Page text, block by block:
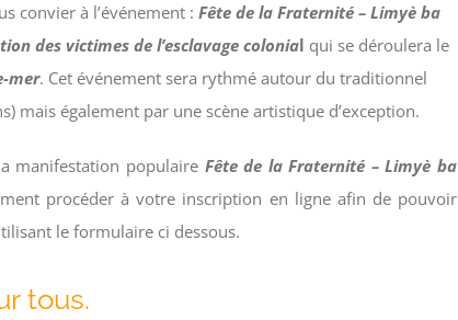
convier à l’événement : Fête de la Fraternité – Limyè ba
des victimes de l’esclavage colonial qui se déroulera le
mer. Cet événement sera rythmé autour du traditionnel
mais également par une scène artistique d’exception.
manifestation populaire Fête de la Fraternité –Limyè ba
procéder à votre inscription en ligne afin de pouvoir
le formulaire ci dessous.
tous.